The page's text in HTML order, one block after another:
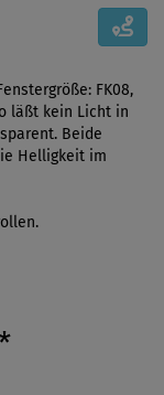
FK08,
läßt kein Licht in
Beide
Helligkeit im